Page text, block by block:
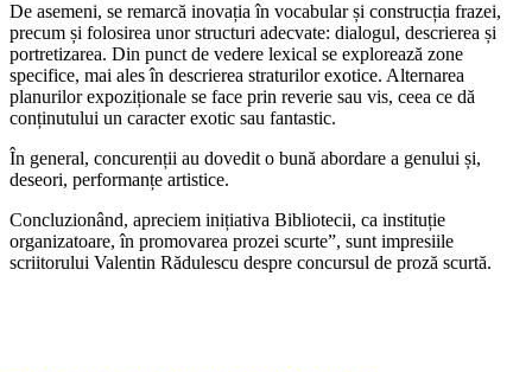
De asemeni, se remarcă inovația în vocabular și construcția frazei,
precum și folosirea unor structuri adecvate: dialogul, descrierea și
portretizarea. Din punct de vedere lexical se explorează zone
specifice, mai ales în descrierea straturilor exotice. Alternarea
planurilor expoziționale se face prin reverie sau vis, ceea ce dă
conținutului un caracter exotic sau fantastic.
În general, concurenții au dovedit o bună abordare a genului și,
deseori, performanțe artistice.
Concluzionând, apreciem inițiativa Bibliotecii, ca instituție
organizatoare, în promovarea prozei scurte”, sunt impresiile
scriitorului Valentin Rădulescu despre concursul de proză scurtă.